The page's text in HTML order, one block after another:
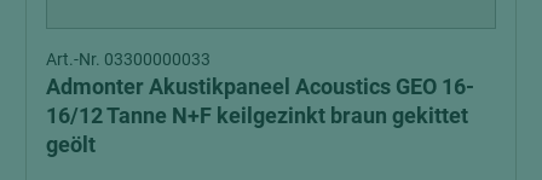
Art.-Nr. 03300000033
Admonter Akustikpaneel Acoustics GEO 16-
16/12 Tanne N+F keilgezinkt braun gekittet
geölt